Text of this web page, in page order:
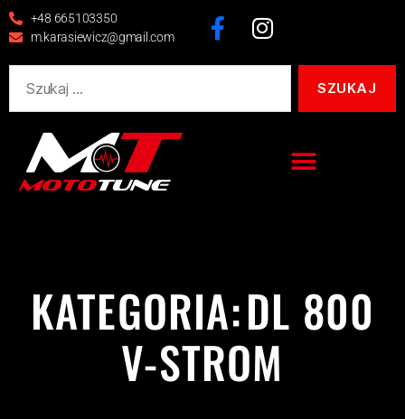
+48 665103350
m.karasiewicz@gmail.com
KATEGORIA:DL 800
V-STROM